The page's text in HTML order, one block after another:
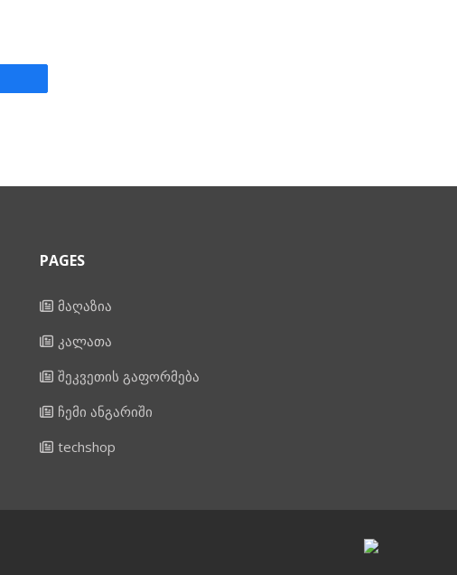
PAGES
მაღაზია
კალათა
შეკვეთის გაფორმება
ჩემი ანგარიში
techshop